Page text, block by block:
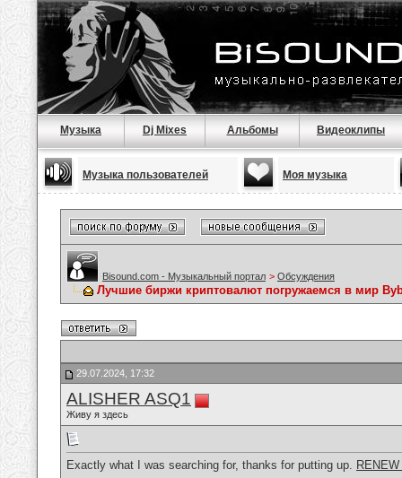
Музыка Dj Mixes Альбомы Видеоклипы
Музыка пользователей Моя музыка
Bisound.com - Музыкальный портал > Обсуждения
Лучшие биржи криптовалют погружаемся в мир
29.07.2024, 17:32
ALISHER ASQ1
Живу я здесь
Exactly what I was searching for, thanks for putting up.